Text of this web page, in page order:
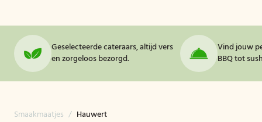
Geselecteerde cateraars, altijd vers
en zorgeloos bezorgd.
Vind jouw
BBQ tot
Smaakmaatjes / Hauwert